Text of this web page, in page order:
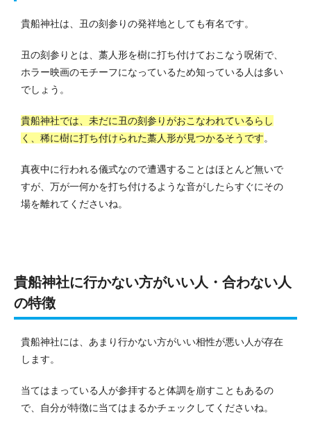
貴船神社は、丑の刻参りの発祥地としても有名です。
丑の刻参りとは、藁人形を樹に打ち付けておこなう呪術で、
ホラー映画のモチーフになっているため知っている人は多い
でしょう。
貴船神社では、未だに丑の刻参りがおこなわれているらし
く、稀に樹に打ち付けられた藁人形が見つかるそうです。
真夜中に行われる儀式なので遭遇することはほとんど無いで
すが、万が一何かを打ち付けるような音がしたらすぐにその
場を離れてくださいね。
貴船神社に行かない方がいい人・合わない人
の特徴
貴船神社には、あまり行かない方がいい相性が悪い人が存在
します。
当てはまっている人が参拝すると体調を崩すこともあるの
で、自分が特徴に当てはまるかチェックしてくださいね。